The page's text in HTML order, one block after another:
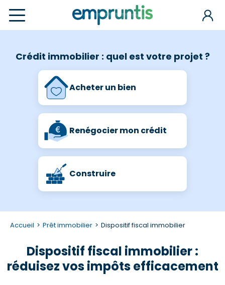
Crédit immobilier : quel est votre projet ?
Acheter un bien
Renégocier mon crédit
Construire
Accueil Prêt immobilier Dispositif fiscal immobilier
Dispositif fiscal immobilier :
réduisez vos impôts efficacement